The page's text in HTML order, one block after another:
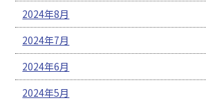
2024年8月
2024年7月
2024年6月
2024年5月